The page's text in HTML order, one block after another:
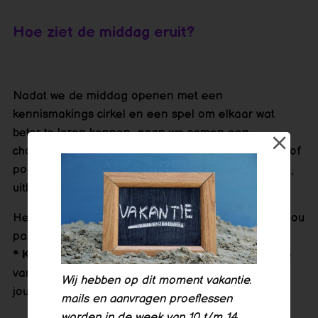
Hoe ziet de middag eruit?
Nadat we de middag openen met een
kennismakings cirkel en een spel om elkaar wat
beter te leren kennen, gaan we samen een
choreografie maken, we ontdekken welke houding of
pose het beste bij jouw past. Of die nu groots, klein,
uitbundig of timide is.
Heb je een toffe/ fijne pose gevonden die echt bij jou
past?!
* Klik*
dan maken we daar een leuke polaroid foto
van. Deze foto gaan we namelijk gebruiken voor
jouw kunstwerk!
Wij hebben op dit moment vakantie.
mails en aanvragen proeflessen